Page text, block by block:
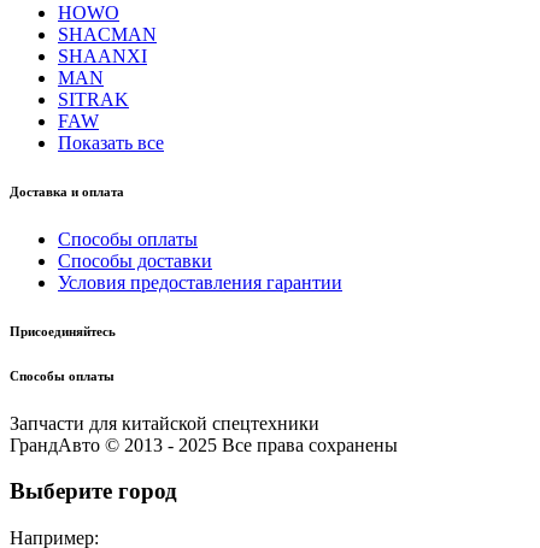
HOWO
SHACMAN
SHAANXI
MAN
SITRAK
FAW
Показать все
Доставка и оплата
Способы оплаты
Способы доставки
Условия предоставления гарантии
Присоединяйтесь
Способы оплаты
Запчасти для китайской спецтехники
ГрандАвто © 2013 - 2025 Все права сохранены
Выберите город
Например: